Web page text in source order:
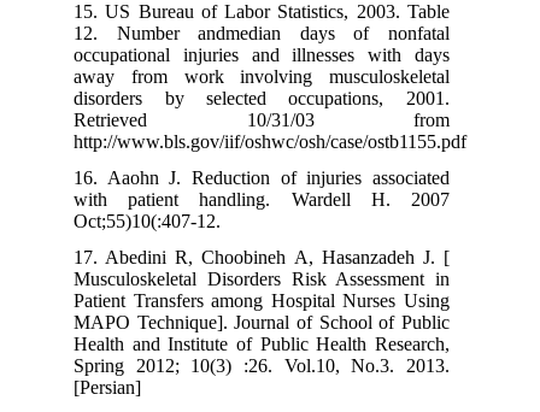
15. US Bureau of Labor Statistics,
12. Number andmedian days of
occupational injuries and illnesses
away from work involving
disorders by selected
Retrieved 10/31/03
http://www.bls.gov/iif/oshwc/osh/case/
16. Aaohn J. Reduction of injuries
with patient handling. Wardell
17. Abedini R, Choobineh A,
Musculoskeletal Disorders Risk
Patient Transfers among Hospital
MAPO Technique]. Journal of School
Health and Institute of Public Health
Spring 2012; 10(3) :26. Vol.10,